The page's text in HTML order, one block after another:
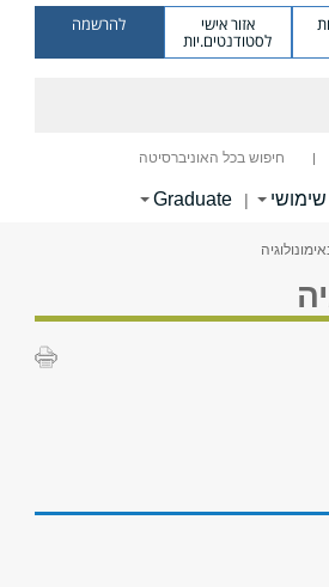
אזור אישי
לסטודנטים.יות
להרשמה
חיפוש בכל האוניברסיטה
|
Graduate